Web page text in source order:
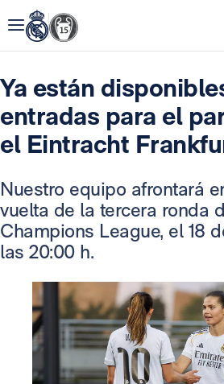
Ya están
entradas para el
el Eintracht
Nuestro equipo afrontará
vuelta de la tercera ronda
Champions League, el 18
las 20:00 h.